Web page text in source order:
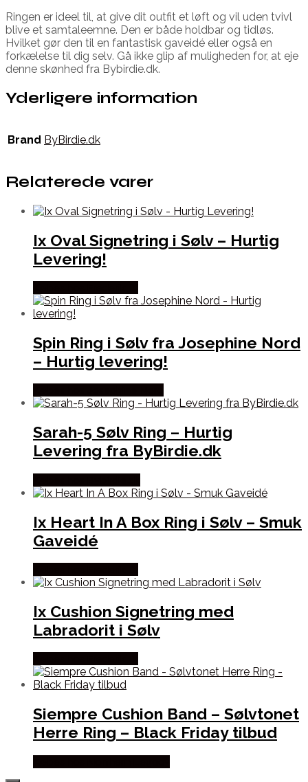
Ringen er ideel til, at give dit outfit et løft og vil uden tvivl
blive et samtaleemne. Den er både holdbar og tidløs.
Hvilket gør den til en fantastisk gaveidé eller også en
forkælelse til dig selv. Gå ikke glip af muligheden for, at eje
denne skønhed fra Bybirdie.dk.
Yderligere information
Brand ByBirdie.dk
Relaterede varer
Ix Oval Signetring i Sølv – Hurtig
Levering!
Spin Ring i Sølv fra Josephine Nord
– Hurtig levering!
Sarah-5 Sølv Ring – Hurtig
Levering fra ByBirdie.dk
Ix Heart In A Box Ring i Sølv – Smuk
Gaveidé
Ix Cushion Signetring med
Labradorit i Sølv
Siempre Cushion Band – Sølvtonet
Herre Ring – Black Friday tilbud